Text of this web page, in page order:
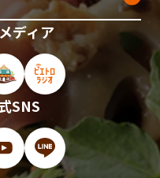
ディア
ト（新しいウィンドウで
オンラインストア（新しい
ピエトロホームタウン（新
ピエトロラジオ（新
SNS
ドウで開きます）
（新しいウィンドウで開
YouTube（新しいウィンド
LINE（新しいウィン